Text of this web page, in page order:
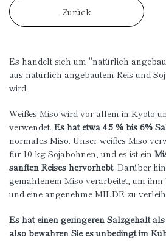
Zurück
Es handelt sich um "natürlich
aus natürlich angebautem Reis und
wird.
Weißes Miso wird vor allem in Kyoto
verwendet. Es hat etwa 4.5 % bis 6%
normales Miso. Unser weißes Miso
für 10 kg Sojabohnen, und es ist ein
sanften Reises hervorhebt. Darüber
gemahlenem Miso verarbeitet, um
und eine angenehme MILDE zu
Es hat einen geringeren Salzgehalt
also bewahren Sie es unbedingt im